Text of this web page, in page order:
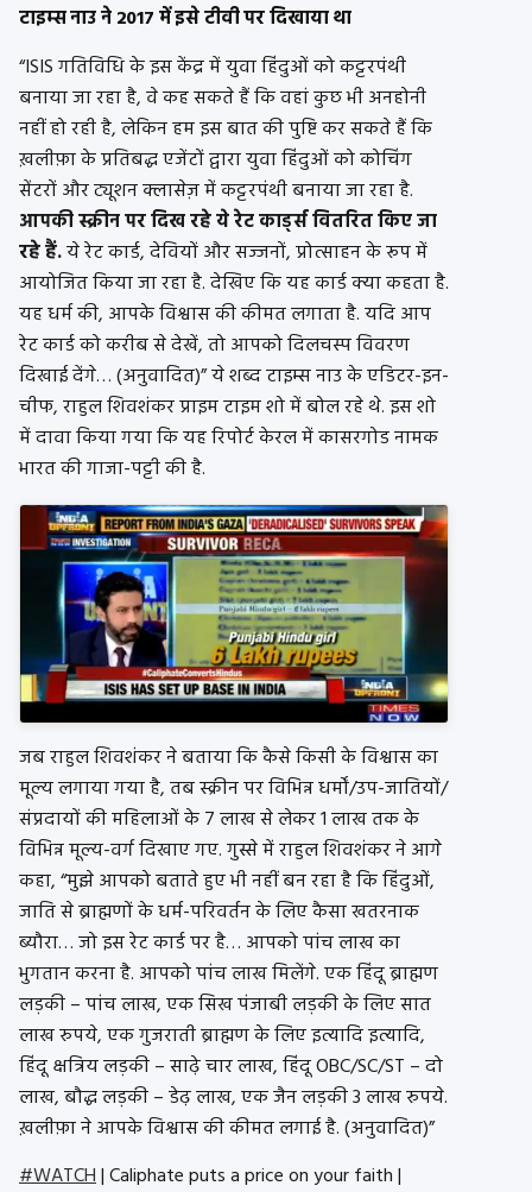
टाइम्स नाउ ने 2017 में इसे टीवी पर दिखाया था
“ISIS गतिविधि के इस केंद्र में युवा हिंदुओं को कट्टरपंथी
बनाया जा रहा है, वे कह सकते हैं कि वहां कुछ भी अनहोनी
नहीं हो रही है, लेकिन हम इस बात की पुष्टि कर सकते हैं कि
ख़लीफ़ा के प्रतिबद्ध एजेंटों द्वारा युवा हिंदुओं को कोचिंग
सेंटरों और ट्यूशन क्लासेज़ में कट्टरपंथी बनाया जा रहा है.
आपकी स्क्रीन पर दिख रहे ये रेट कार्ड्स वितरित किए जा
रहे हैं.ये रेट कार्ड, देवियों और सज्जनों, प्रोत्साहन के रूप में
आयोजित किया जा रहा है. देखिए कि यह कार्ड क्या कहता है.
यह धर्म की, आपके विश्वास की कीमत लगाता है. यदि आप
रेट कार्ड को करीब से देखें, तो आपको दिलचस्प विवरण
दिखाई देंगे… (अनुवादित)” ये शब्द टाइम्स नाउ के एडिटर-इन-
चीफ, राहुल शिवशंकर प्राइम टाइम शो में बोल रहे थे. इस शो
में दावा किया गया कि यह रिपोर्ट केरल में कासरगोड नामक
भारत की गाजा-पट्टी की है.
जब राहुल शिवशंकर ने बताया कि कैसे किसी के विश्वास का
मूल्य लगाया गया है, तब स्क्रीन पर विभिन्न धर्मों/उप-जातियों/
संप्रदायों की महिलाओं के 7 लाख से लेकर 1 लाख तक के
विभिन्न मूल्य-वर्ग दिखाए गए. गुस्से में राहुल शिवशंकर ने आगे
कहा, “मुझे आपको बताते हुए भी नहीं बन रहा है कि हिंदुओं,
जाति से ब्राह्मणों के धर्म-परिवर्तन के लिए कैसा खतरनाक
ब्यौरा… जो इस रेट कार्ड पर है… आपको पांच लाख का
भुगतान करना है. आपको पांच लाख मिलेंगे. एक हिंदू ब्राह्मण
लड़की – पांच लाख, एक सिख पंजाबी लड़की के लिए सात
लाख रुपये, एक गुजराती ब्राह्मण के लिए इत्यादि इत्यादि,
हिंदू क्षत्रिय लड़की – साढ़े चार लाख, हिंदू OBC/SC/ST – दो
लाख, बौद्ध लड़की – डेढ़ लाख, एक जैन लड़की 3 लाख रुपये.
ख़लीफ़ा ने आपके विश्वास की कीमत लगाई है. (अनुवादित)”
#WATCH| Caliphate puts a price on your faith |